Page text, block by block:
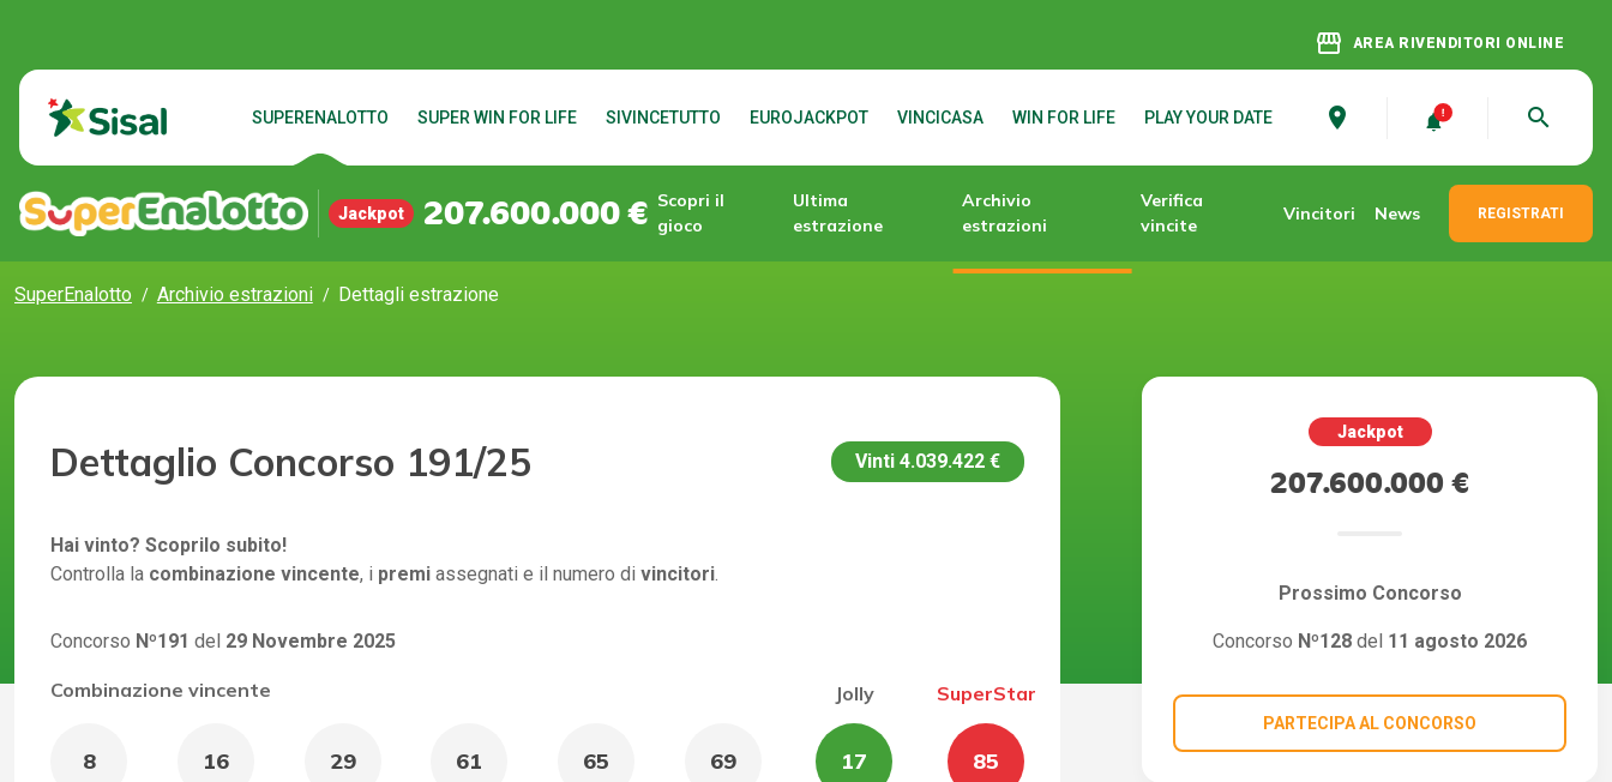
storefront AREA RIVENDITORI ONLINE
SUPERENALOTTO SUPER WIN FOR LIFE SIVINCETUTTO EUROJACKPOT VINCICASA WIN FOR LIFE PLAY YOUR DATE place search
Jackpot 207.600.000 € Scopri il
gioco
Ultima
estrazione
Archivio
estrazioni
Verifica
vincite
Vincitori News REGISTRATI
SuperEnalotto Archivio estrazioni Dettagli estrazione
Dettaglio Concorso 191/25 Vinti 4.039.422 €
Hai vinto? Scoprilo subito!
Controlla la combinazione vincente, i premi assegnati e il numero di vincitori.
Concorso Nº191 del 29 Novembre 2025
Combinazione vincente
8 16 29 61 65 69
Jolly
17
SuperStar
85
Jackpot
207.600.000 €
Prossimo Concorso
Concorso Nº128 del 11 agosto 2026
PARTECIPA AL CONCORSO